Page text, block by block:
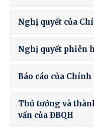
Nghị quyết của
Nghị quyết phiên
Báo cáo của Chính
Thủ tướng và
vấn của ĐBQH